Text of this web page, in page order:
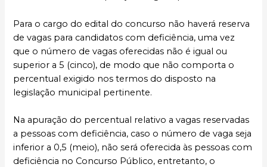
Para o cargo do edital do concurso não haverá reserva
de vagas para candidatos com deficiência, uma vez
que o número de vagas oferecidas não é igual ou
superior a 5 (cinco), de modo que não comporta o
percentual exigido nos termos do disposto na
legislação municipal pertinente.
Na apuração do percentual relativo a vagas reservadas
a pessoas com deficiência, caso o número de vaga seja
inferior a 0,5 (meio), não será oferecida às pessoas com
deficiência no Concurso Público, entretanto, o